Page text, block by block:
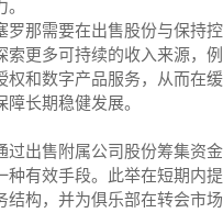
罗那需要在出售股份与保持
索更多可持续的收入来源，
权和数字产品服务，从而在
障长期稳健发展。
过出售附属公司股份筹集资
种有效手段。此举在短期内提
结构，并为俱乐部在转会市